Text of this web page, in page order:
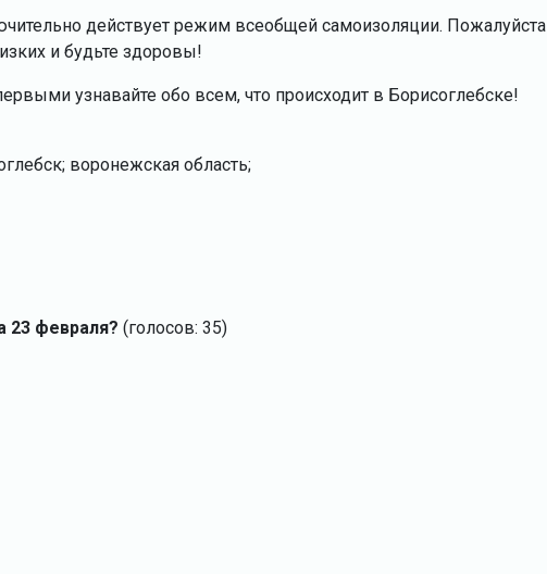
действует режим всеобщей самоизоляции. Пожалуйста
и будьте здоровы!
узнавайте обо всем, что происходит в Борисоглебске!
воронежская область;
23 февраля? (голосов: 35)